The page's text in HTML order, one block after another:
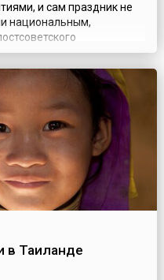
и сам праздник не
национальным,
праздник
версий истории его
традиция отмечать 15
в ССС...
в Таиланде